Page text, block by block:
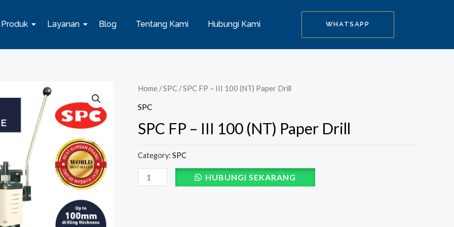
Produk Layanan Blog Tentang Kami Hubungi Kami WHATSAPP
Home /SPC / SPC FP – III 100 (NT) Paper Drill
SPC
SPC FP – III 100 (NT) Paper Drill
Category: SPC
SPC
FP
III
(NT)
Paper
HUBUNGI SEKARANG